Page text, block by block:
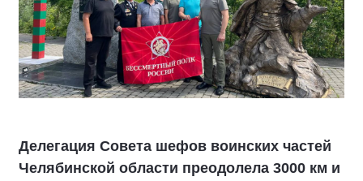
Делегация Совета шефов воинских частей
Челябинской области преодолела 3000 км и